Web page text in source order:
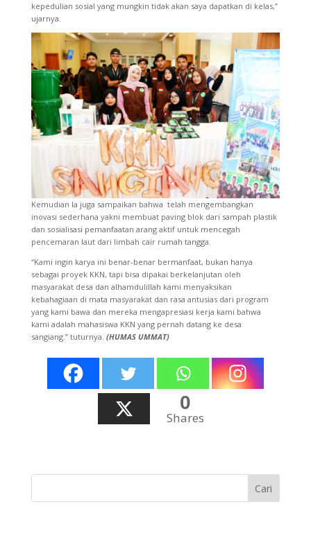
kepedulian sosial yang mungkin tidak akan saya dapatkan di kelas,”
ujarnya.
Kemudian Ia juga sampaikan bahwa telah mengembangkan
inovasi sederhana yakni membuat paving blok dari sampah plastik
dan sosialisasi pemanfaatan arang aktif untuk mencegah
pencemaran laut dari limbah cair rumah tangga.
“Kami ingin karya ini benar-benar bermanfaat, bukan hanya
sebagai proyek KKN, tapi bisa dipakai berkelanjutan oleh
masyarakat desa dan alhamdulillah kami menyaksikan
kebahagiaan di mata masyarakat dan rasa antusias dari program
yang kami bawa dan mereka mengapresiasi kerja kami bahwa
kami adalah mahasiswa KKN yang pernah datang ke desa
sangiang.” tuturnya. (HUMAS UMMAT)
0
Shares